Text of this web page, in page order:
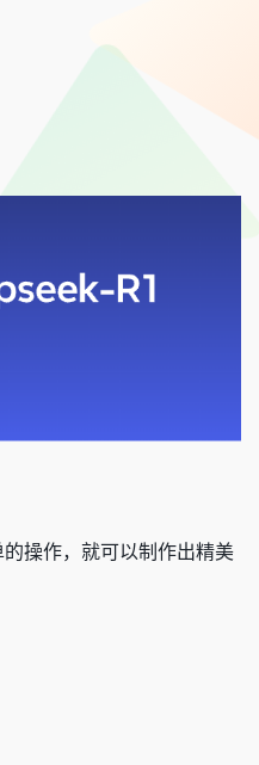
操作，就可以制作出精美